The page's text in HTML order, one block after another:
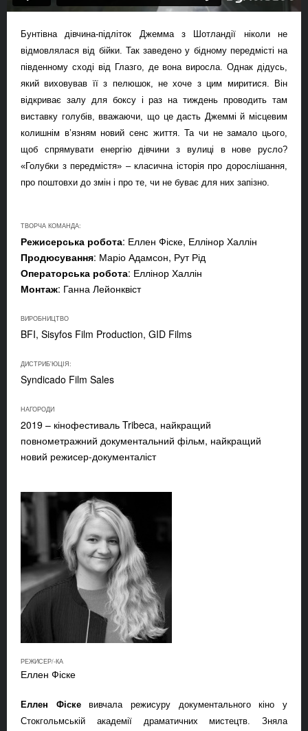
Бунтівна дівчина-підліток Джемма з Шотландії ніколи не
відмовлялася від бійки. Так заведено у бідному передмісті на
південному сході від Глазго, де вона виросла. Однак дідусь,
який виховував її з пелюшок, не хоче з цим миритися. Він
відкриває залу для боксу і раз на тиждень проводить там
виставку голубів, вважаючи, що це дасть Джеммі й місцевим
колишнім в’язням новий сенс життя. Та чи не замало цього,
щоб спрямувати енергію дівчини з вулиці в нове русло?
«Голубки з передмістя» – класична історія про дорослішання,
про поштовхи до змін і про те, чи не буває для них запізно.
ТВОРЧА КОМАНДА:
Режисерська робота: Еллен Фіске, Еллінор Халлін
Продюсування: Маріо Адамсон, Рут Рід
Операторська робота: Еллінор Халлін
Монтаж: Ганна Лейонквіст
ВИРОБНИЦТВО
BFI, Sisyfos Film Production, GID Films
ДИСТРИБ'ЮЦІЯ:
Syndicado Film Sales
НАГОРОДИ
2019 – кінофестиваль Tribeca, найкращий
повнометражний документальний фільм, найкращий
новий режисер-документаліст
РЕЖИСЕР/-КА
Еллен Фіске
Еллен Фіскевивчала режисуру документального кіно у
Стокгольмській академії драматичних мистецтв. Зняла